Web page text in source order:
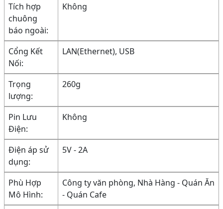
Tích hợp
chuông
báo ngoài:
Không
Cổng Kết
Nối:
LAN(Ethernet), USB
Trọng
lượng:
260g
Pin Lưu
Điện:
Không
Điện áp sử
dụng:
5V - 2A
Phù Hợp
Mô Hình:
Công ty văn phòng, Nhà Hàng - Quán Ăn
- Quán Cafe